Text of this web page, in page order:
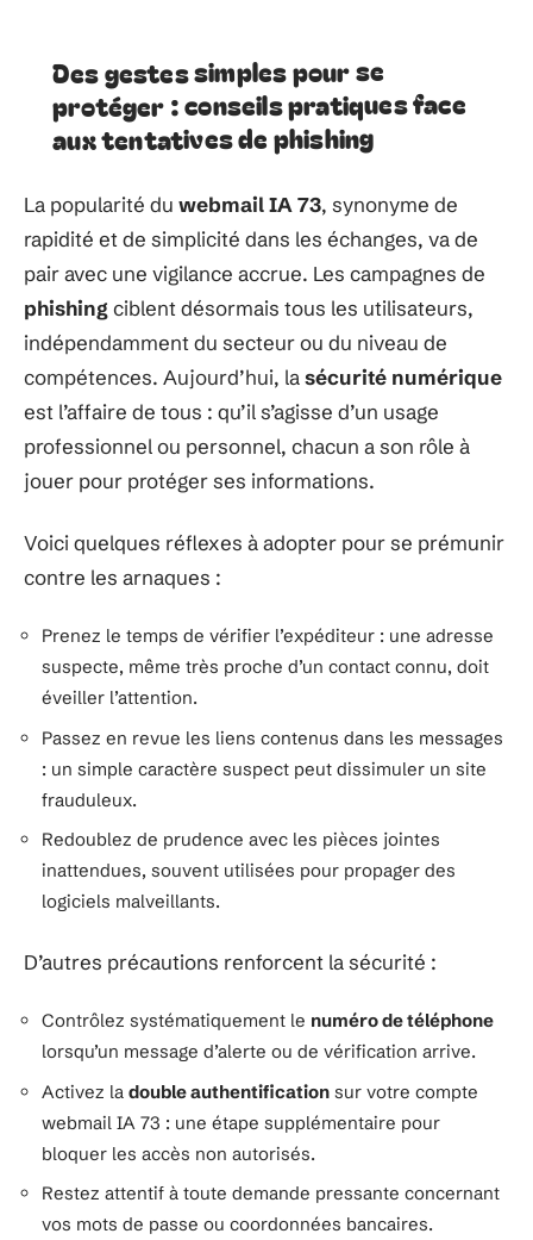
Des gestes simples pour se
protéger : conseils pratiques face
aux tentatives de phishing
La popularité du webmail IA 73, synonyme de
rapidité et de simplicité dans les échanges, va de
pair avec une vigilance accrue. Les campagnes de
phishing ciblent désormais tous les utilisateurs,
indépendamment du secteur ou du niveau de
compétences. Aujourd’hui, lasécurité numérique
est l’affaire de tous : qu’il s’agisse d’un usage
professionnel ou personnel, chacun a son rôle à
jouer pour protéger ses informations.
Voici quelques réflexes à adopter pour se prémunir
contre les arnaques :
Prenez le temps de vérifier l’expéditeur : une adresse
suspecte, même très proche d’un contact connu, doit
éveiller l’attention.
Passez en revue les liens contenus dans les messages
: un simple caractère suspect peut dissimuler un site
frauduleux.
Redoublez de prudence avec les pièces jointes
inattendues, souvent utilisées pour propager des
logiciels malveillants.
D’autres précautions renforcent la sécurité :
Contrôlez systématiquement le numéro de téléphone
lorsqu’un message d’alerte ou de vérification arrive.
Activez la double authentification sur votre compte
webmail IA 73 : une étape supplémentaire pour
bloquer les accès non autorisés.
Restez attentif à toute demande pressante concernant
vos mots de passe ou coordonnées bancaires.